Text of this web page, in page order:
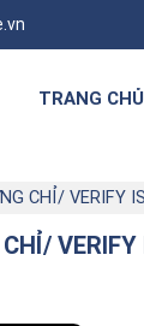
TRANG CHỦ
CHỈ/ VERIFY